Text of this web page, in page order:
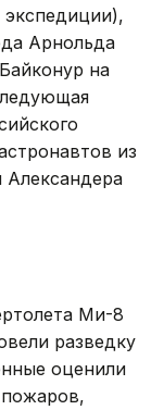
Арнольда
на
из
Ми-8
разведку
оценили